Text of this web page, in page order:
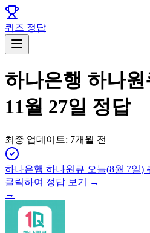
퀴즈 정답
하나은행 하나
11월 27일 정답
최종 업데이트: 7개월 전
하나은행 하나원큐 오늘(8월 7일)
클릭하여 정답 보기 →
→